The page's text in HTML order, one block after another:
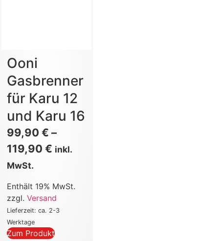
Ooni
Gasbrenner
für Karu 12
und Karu 16
99,90€ –
119,90€ inkl.
MwSt.
Enthält 19% MwSt.
zzgl.Versand
Lieferzeit: ca. 2-3
Werktage
Zum Produkt